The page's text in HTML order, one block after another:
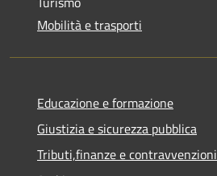
Mobilità e trasporti
Educazione e formazione
Giustizia e sicurezza pubblica
Tributi,finanze e contravvenzioni